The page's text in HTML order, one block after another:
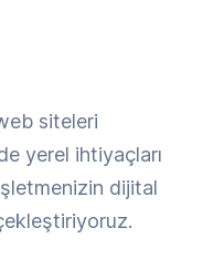
siteleri
yerel ihtiyaçları
dijital